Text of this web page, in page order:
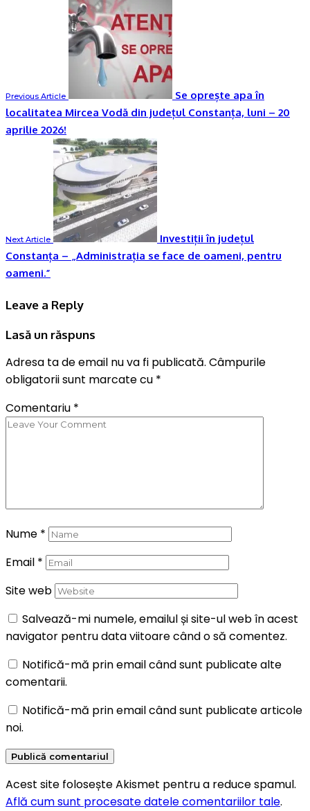
Previous Article
Se oprește apa în
localitatea Mircea Vodă din județul Constanța, luni – 20
aprilie 2026!
Next Article
Investiții în județul
Constanța – „Administrația se face de oameni, pentru
oameni.”
Leave a Reply
Lasă un răspuns
Adresa ta de email nu va fi publicată. Câmpurile
obligatorii sunt marcate cu *
Comentariu *
Nume *
Email *
Site web
Salvează-mi numele, emailul și site-ul web în acest
navigator pentru data viitoare când o să comentez.
Notifică-mă prin email când sunt publicate alte
comentarii.
Notifică-mă prin email când sunt publicate articole
noi.
Acest site folosește Akismet pentru a reduce spamul.
Află cum sunt procesate datele comentariilor tale.